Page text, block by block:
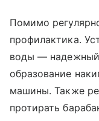
Помимо
профилактика.
воды — надежный
образование
машины. Также
протирать